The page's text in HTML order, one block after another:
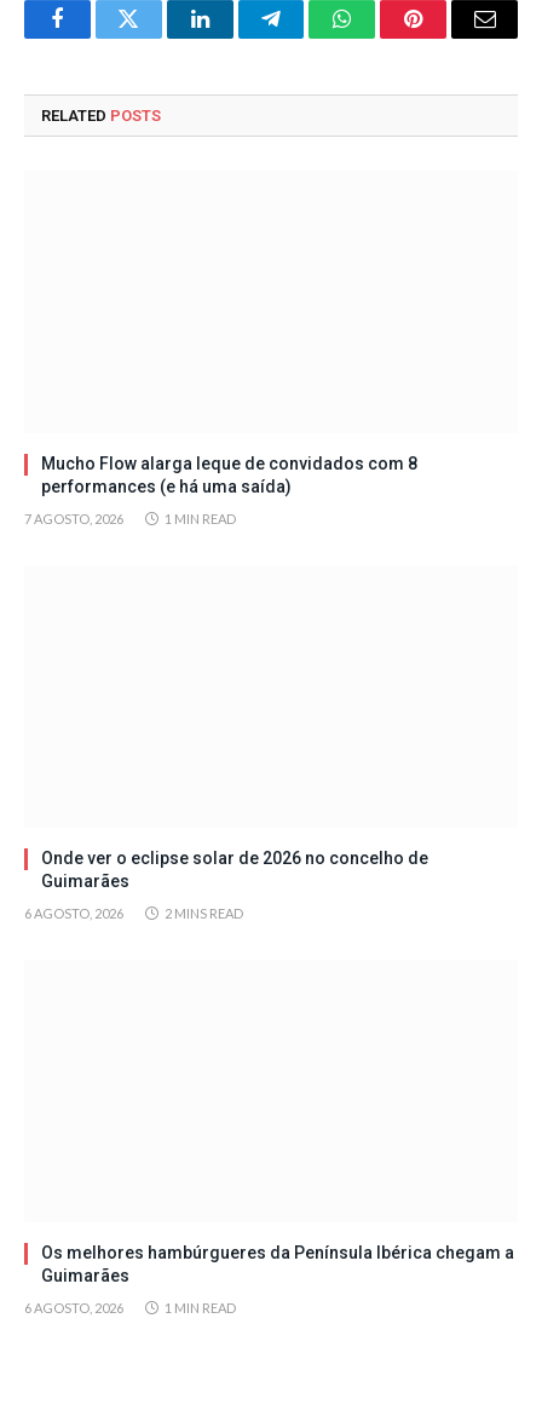
FacebookTwitter LinkedInTelegramWhatsAppPinterestEmail
RELATED POSTS
Mucho Flow alarga leque de convidados com 8
performances (e há uma saída)
7 AGOSTO, 2026 1 MIN READ
Onde ver o eclipse solar de 2026 no concelho de
Guimarães
6 AGOSTO, 2026 2 MINS READ
Os melhores hambúrgueres da Península Ibérica chegam a
Guimarães
6 AGOSTO, 2026 1 MIN READ